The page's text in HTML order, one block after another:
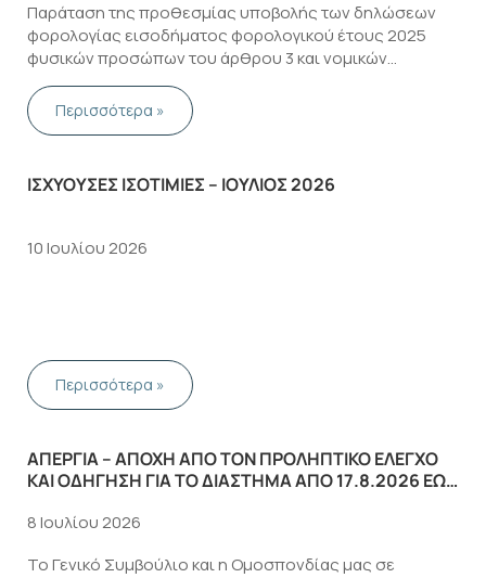
Παράταση της προθεσμίας υποβολής των δηλώσεων
φορολογίας εισοδήματος φορολογικού έτους 2025
φυσικών προσώπων του άρθρου 3 και νομικών
προσώπων και νομικών οντοτήτων του άρθρου 45 του
ν. 4172/2013
Περισσότερα »
ΙΣΧΥΟΥΣΕΣ ΙΣΟΤΙΜΙΕΣ – ΙΟΥΛΙΟΣ 2026
10 Ιουλίου 2026
Περισσότερα »
ΑΠΕΡΓΊΑ – ΑΠΟΧΉ ΑΠΌ ΤΟΝ ΠΡΟΛΗΠΤΙΚΌ ΈΛΕΓΧΟ
ΚΑΙ ΟΔΉΓΗΣΗ ΓΙΑ ΤΟ ΔΙΆΣΤΗΜΑ ΑΠΌ 17.8.2026 ΈΩΣ
8 Ιουλίου 2026
Το Γενικό Συμβούλιο και η Ομοσπονδίας μας σε